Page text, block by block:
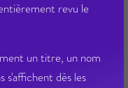
revu le
un titre, un nom
s'affichent dès les